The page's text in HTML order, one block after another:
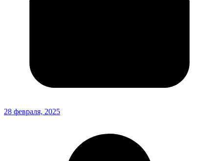
28 февраля, 2025